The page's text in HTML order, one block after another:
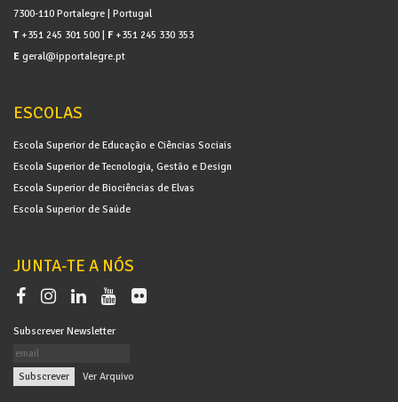
7300-110 Portalegre | Portugal
T +351 245 301 500 | F +351 245 330 353
E geral@ipportalegre.pt
ESCOLAS
Escola Superior de Educação e Ciências Sociais
Escola Superior de Tecnologia, Gestão e Design
Escola Superior de Biociências de Elvas
Escola Superior de Saúde
JUNTA-TE A NÓS
Subscrever Newsletter
Ver Arquivo